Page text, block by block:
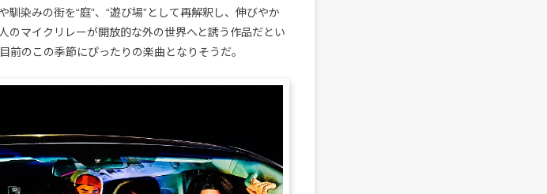
馴染みの街を“庭”、“遊び場”として再解釈し、伸びやか
のマイクリレーが開放的な外の世界へと誘う作品だとい
前のこの季節にぴったりの楽曲となりそうだ。